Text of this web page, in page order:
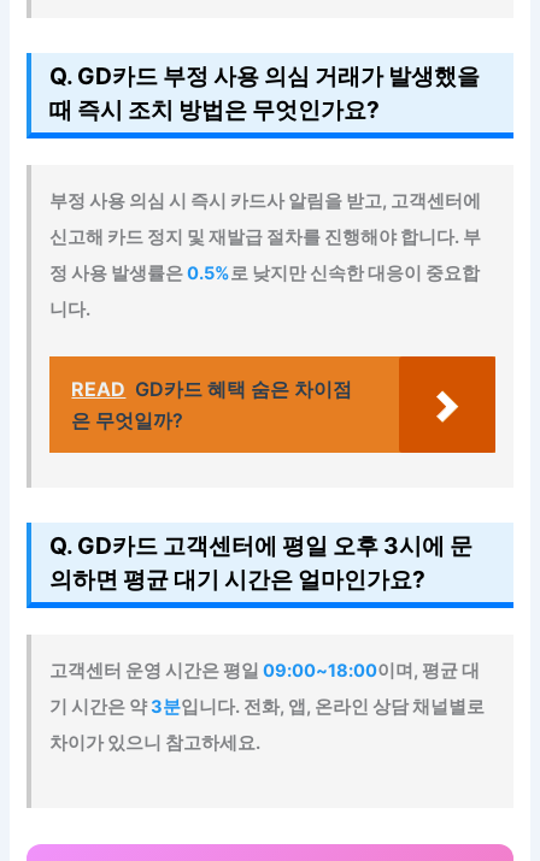
Q. GD카드 부정 사용 의심 거래가 발생했을
때 즉시 조치 방법은 무엇인가요?
부정 사용 의심 시 즉시 카드사 알림을 받고, 고객센터에
신고해 카드 정지 및 재발급 절차를 진행해야 합니다. 부
정 사용 발생률은0.5%로 낮지만 신속한 대응이 중요합
니다.
READ GD카드 혜택 숨은 차이점
은 무엇일까?
Q. GD카드 고객센터에 평일 오후 3시에 문
의하면 평균 대기 시간은 얼마인가요?
고객센터 운영 시간은 평일09:00~18:00이며, 평균 대
기 시간은 약3분입니다. 전화, 앱, 온라인 상담 채널별로
차이가 있으니 참고하세요.